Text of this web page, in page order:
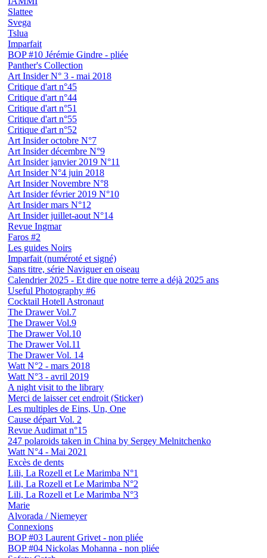
Slattee
Svega
Tslua
Imparfait
BOP #10 Jérémie Gindre - pliée
Panther's Collection
Art Insider N° 3 - mai 2018
Critique d'art n°45
Critique d'art n°44
Critique d'art n°51
Critique d'art n°55
Critique d'art n°52
Art Insider octobre N°7
Art Insider décembre N°9
Art Insider janvier 2019 N°11
Art Insider N°4 juin 2018
Art Insider Novembre N°8
Art Insider février 2019 N°10
Art Insider mars N°12
Art Insider juillet-aout N°14
Revue Ingmar
Faros #2
Les guides Noirs
Imparfait (numéroté et signé)
Sans titre, série Naviguer en oiseau
Calendrier 2025 - Et dire que notre terre a déjà 2025 ans
Useful Photography #6
Cocktail Hotell Astronaut
The Drawer Vol.7
The Drawer Vol.9
The Drawer Vol.10
The Drawer Vol.11
The Drawer Vol. 14
Watt N°2 - mars 2018
Watt N°3 - avril 2019
A night visit to the library
Merci de laisser cet endroit (Sticker)
Les multiples de Eins, Un, One
Cause départ Vol. 2
Revue Audimat n°15
247 polaroids taken in China by Sergey Melnitchenko
Watt N°4 - Mai 2021
Excès de dents
Lili, La Rozell et Le Marimba N°1
Lili, La Rozell et Le Marimba N°2
Lili, La Rozell et Le Marimba N°3
Marie
Alvorada / Niemeyer
Connexions
BOP #03 Laurent Grivet - non pliée
BOP #04 Nickolas Mohanna - non pliée